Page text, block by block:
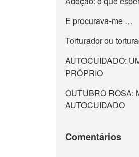
E procurava-me …
Torturador ou
AUTOCUIDADO:
PRÓPRIO
OUTUBRO ROSA:
AUTOCUIDADO
Comentários